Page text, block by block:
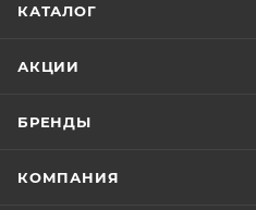
КАТАЛОГ
АКЦИИ
БРЕНДЫ
КОМПАНИЯ